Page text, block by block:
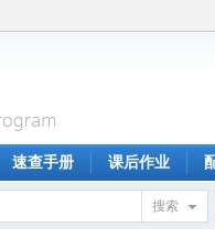
速查手册 课后作业
搜索